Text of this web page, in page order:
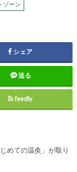
ゾーン
シェア
送る
feedly
めての温灸」が取り